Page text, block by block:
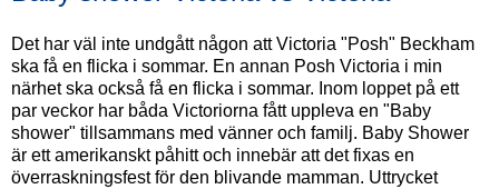
Det har väl inte undgått någon att Victoria "Posh" Beckham
ska få en flicka i sommar. En annan Posh Victoria i min
närhet ska också få en flicka i sommar. Inom loppet på ett
par veckor har båda Victoriorna fått uppleva en "Baby
shower" tillsammans med vänner och familj. Baby Shower
är ett amerikanskt påhitt och innebär att det fixas en
överraskningsfest för den blivande mamman. Uttrycket